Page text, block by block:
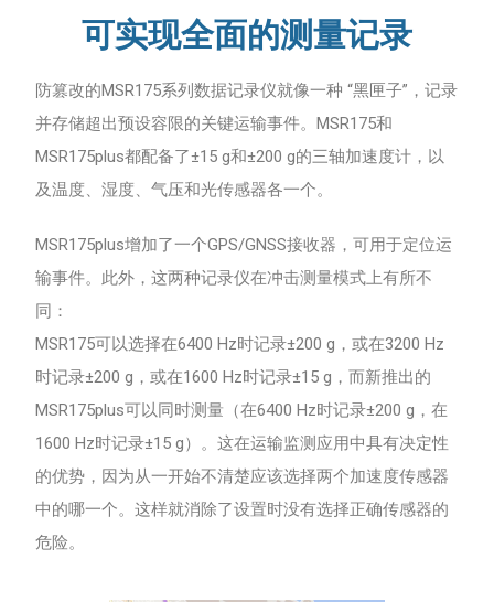
可实现全面的测量记录
防篡改的MSR175系列数据记录仪就像一种 “黑匣子”，记录
并存储超出预设容限的关键运输事件。MSR175和
MSR175plus都配备了±15 g和±200 g的三轴加速度计，以
及温度、湿度、气压和光传感器各一个。
MSR175plus增加了一个GPS/GNSS接收器，可用于定位运
输事件。此外，这两种记录仪在冲击测量模式上有所不
同：
MSR175可以选择在6400 Hz时记录±200 g，或在3200 Hz
时记录±200 g，或在1600 Hz时记录±15 g，而新推出的
MSR175plus可以同时测量（在6400 Hz时记录±200 g，在
1600 Hz时记录±15 g）。这在运输监测应用中具有决定性
的优势，因为从一开始不清楚应该选择两个加速度传感器
中的哪一个。这样就消除了设置时没有选择正确传感器的
危险。